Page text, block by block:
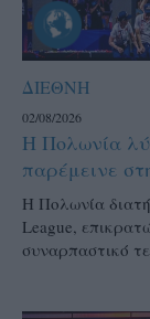
ΔΙΕΘΝΗ
02/08/2026
Η Πολωνία
παρέμεινε
Η Πολωνία
League,
συναρπαστικό